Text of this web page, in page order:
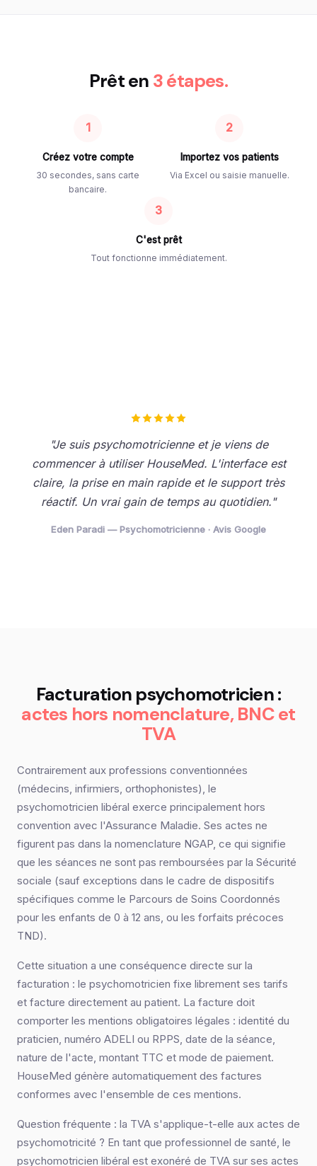
Prêt en 3 étapes.
1
Créez votre compte
30 secondes, sans carte
bancaire.
2
Importez vos patients
Via Excel ou saisie manuelle.
3
C'est prêt
Tout fonctionne immédiatement.
"Je suis psychomotricienne et je viens de
commencer à utiliser HouseMed. L'interface est
claire, la prise en main rapide et le support très
réactif. Un vrai gain de temps au quotidien."
Eden Paradi — Psychomotricienne · Avis Google
Facturation psychomotricien :
actes hors nomenclature, BNC et
TVA
Contrairement aux professions conventionnées
(médecins, infirmiers, orthophonistes), le
psychomotricien libéral exerce principalement hors
convention avec l'Assurance Maladie. Ses actes ne
figurent pas dans la nomenclature NGAP, ce qui signifie
que les séances ne sont pas remboursées par la Sécurité
sociale (sauf exceptions dans le cadre de dispositifs
spécifiques comme le Parcours de Soins Coordonnés
pour les enfants de 0 à 12 ans, ou les forfaits précoces
TND).
Cette situation a une conséquence directe sur la
facturation : le psychomotricien fixe librement ses tarifs
et facture directement au patient. La facture doit
comporter les mentions obligatoires légales : identité du
praticien, numéro ADELI ou RPPS, date de la séance,
nature de l'acte, montant TTC et mode de paiement.
HouseMed génère automatiquement des factures
conformes avec l'ensemble de ces mentions.
Question fréquente : la TVA s'applique-t-elle aux actes de
psychomotricité ? En tant que professionnel de santé, le
psychomotricien libéral est exonéré de TVA sur ses actes